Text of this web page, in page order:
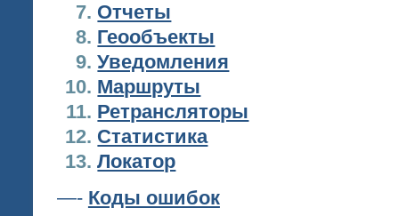
Отчеты
Геообъекты
Уведомления
Маршруты
Ретрансляторы
Статистика
Локатор
—- Коды ошибок